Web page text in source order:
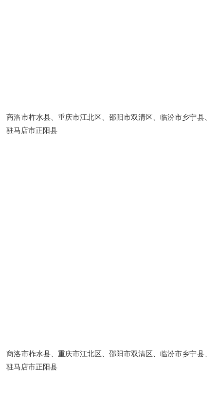
商洛市柞水县、重庆市江北区、邵阳市双清区、临汾市乡宁县、
驻马店市正阳县
商洛市柞水县、重庆市江北区、邵阳市双清区、临汾市乡宁县、
驻马店市正阳县